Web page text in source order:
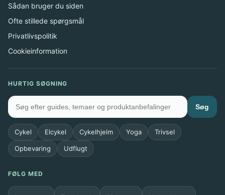
Sådan bruger du siden
Ofte stillede spørgsmål
Privatlivspolitik
Cookieinformation
HURTIG SØGNING
Søg
Cykel Elcykel Cykelhjelm Yoga Trivsel
Opbevaring Udflugt
FØLG MED